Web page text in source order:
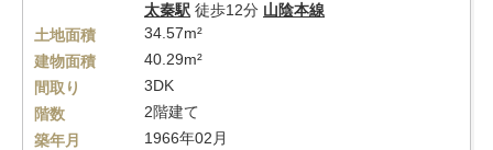
太秦駅 徒歩12分 山陰本線
土地面積
34.57m²
建物面積
40.29m²
間取り
3DK
階数
2階建て
築年月
1966年02月